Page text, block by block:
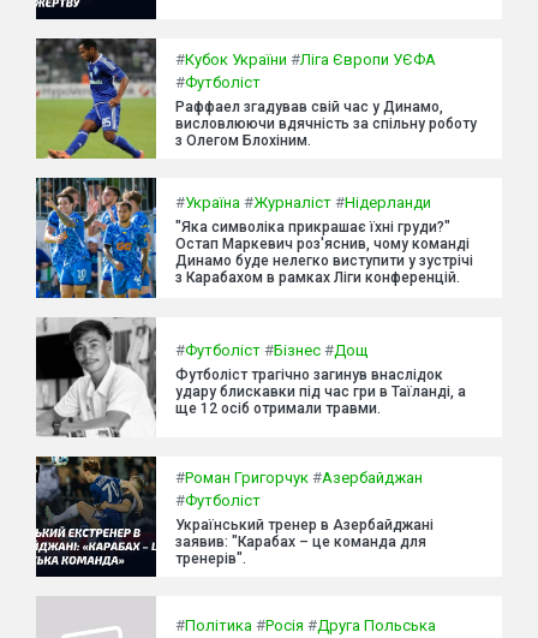
#Кубок України #Ліга Європи УЄФА
#Футболіст
Раффаел згадував свій час у Динамо,
висловлюючи вдячність за спільну роботу
з Олегом Блохіним.
#Україна #Журналіст #Нідерланди
"Яка символіка прикрашає їхні груди?"
Остап Маркевич роз'яснив, чому команді
Динамо буде нелегко виступити у зустрічі
з Карабахом в рамках Ліги конференцій.
#Футболіст #Бізнес #Дощ
Футболіст трагічно загинув внаслідок
удару блискавки під час гри в Таїланді, а
ще 12 осіб отримали травми.
#Роман Григорчук #Азербайджан
#Футболіст
Український тренер в Азербайджані
заявив: "Карабах – це команда для
тренерів".
#Політика #Росія #Друга Польська